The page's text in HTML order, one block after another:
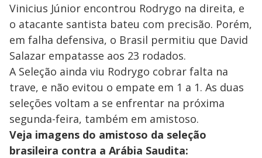
Vinicius Júnior encontrou Rodrygo na direita, e
o atacante santista bateu com precisão. Porém,
em falha defensiva, o Brasil permitiu que David
Salazar empatasse aos 23 rodados.
A Seleção ainda viu Rodrygo cobrar falta na
trave, e não evitou o empate em 1 a 1. As duas
seleções voltam a se enfrentar na próxima
segunda-feira, também em amistoso.
Veja imagens do amistoso da seleção
brasileira contra a Arábia Saudita: